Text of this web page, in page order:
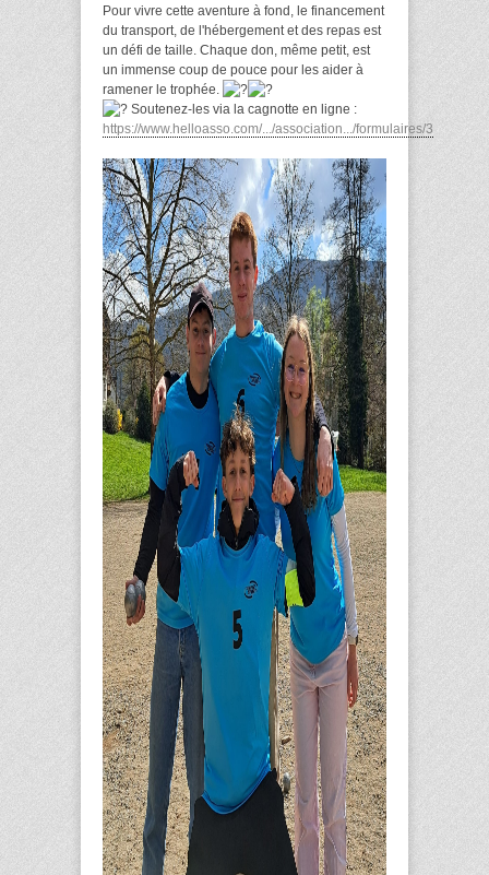
Pour vivre cette aventure à fond, le financement
du transport, de l'hébergement et des repas est
un défi de taille. Chaque don, même petit, est
un immense coup de pouce pour les aider à
ramener le trophée.
Soutenez-les via la cagnotte en ligne :
https://www.helloasso.com/.../association.../formulaires/3